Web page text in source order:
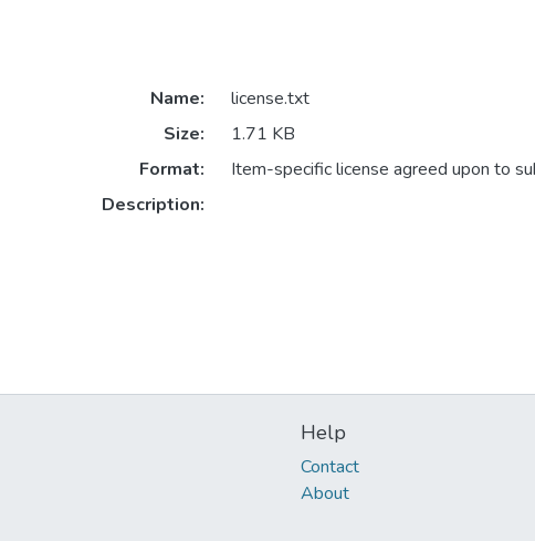
Name:
license.txt
Size:
1.71 KB
Format:
Item-specific license agreed upon to
Description:
Help
Contact
About